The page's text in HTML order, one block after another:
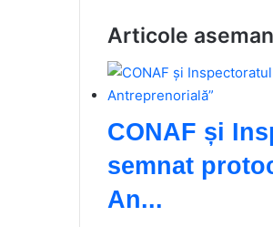
Articole
CONAF și
semnat
An...